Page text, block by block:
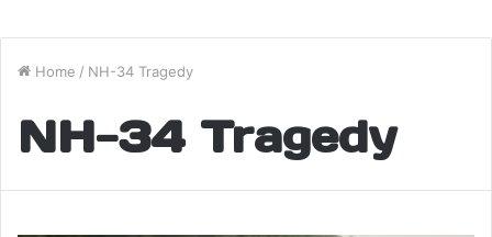
Home / NH-34 Tragedy
NH-34 Tragedy